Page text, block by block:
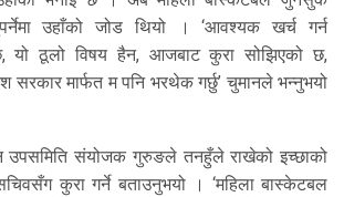
उहाँको जोड थियो । ‘आवश्यक खर्च गर्न
यो ठूलो विषय हैन, आजबाट कुरा सोझिएको छ,
मार्फत म पनि भरथेक गर्छु’ चुमानले भन्नुभयो
उपसमिति संयोजक गुरुङले तनहुँले राखेको इच्छाको
कुरा गर्ने बताउनुभयो । ‘महिला बास्केटबल